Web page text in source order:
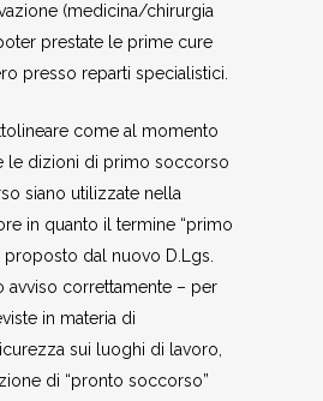
(medicina/chirurgia
prestate le prime cure
presso reparti specialistici.
come al momento
le dizioni di primo soccorso
siano utilizzate nella
in quanto il termine “primo
dal nuovo D.Lgs.
avviso correttamente – per
in materia di
sui luoghi di lavoro,
di “pronto soccorso”